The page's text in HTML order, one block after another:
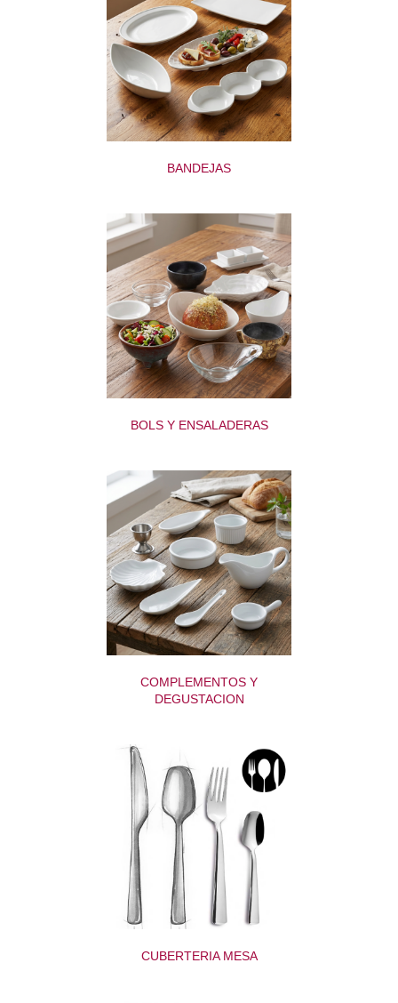
BANDEJAS
BOLS Y ENSALADERAS
COMPLEMENTOS Y
DEGUSTACION
CUBERTERIA MESA